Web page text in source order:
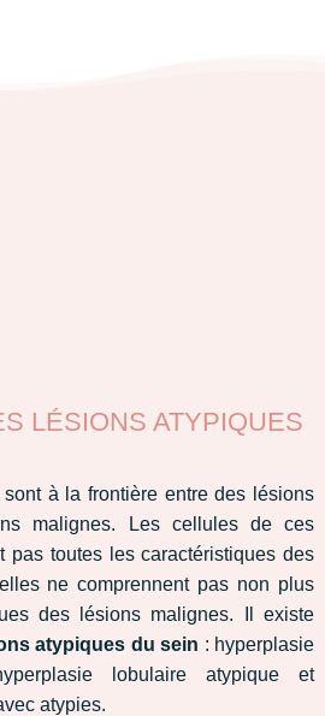
LÉSIONS ATYPIQUES
sont à la frontière entre des lésions
malignes. Les cellules de ces
pas toutes les caractéristiques des
ne comprennent pas non plus
des lésions malignes. Il existe
atypiques du sein : hyperplasie
lobulaire atypique et
atypies.